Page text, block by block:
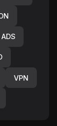
VPN